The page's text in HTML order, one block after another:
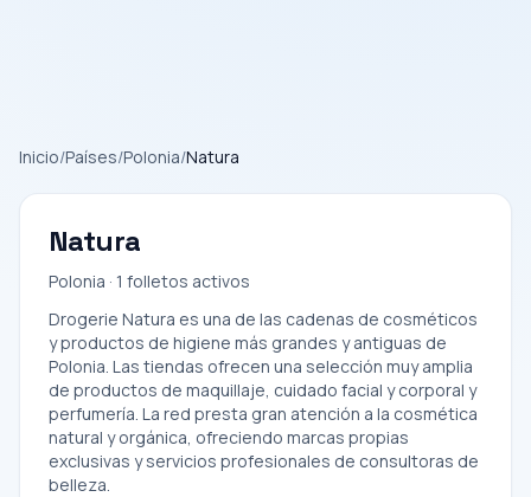
Inicio/Países/Polonia/Natura
Natura
Polonia · 1 folletos activos
Drogerie Natura es una de las cadenas de cosméticos
y productos de higiene más grandes y antiguas de
Polonia. Las tiendas ofrecen una selección muy amplia
de productos de maquillaje, cuidado facial y corporal y
perfumería. La red presta gran atención a la cosmética
natural y orgánica, ofreciendo marcas propias
exclusivas y servicios profesionales de consultoras de
belleza.